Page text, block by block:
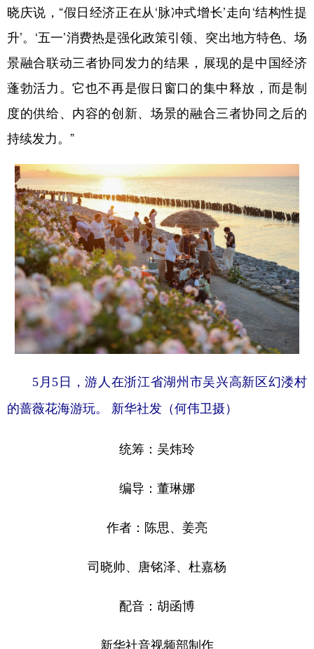
晓庆说，“假日经济正在从‘脉冲式增长’走向‘结构性提
升’。‘五一’消费热是强化政策引领、突出地方特色、场
景融合联动三者协同发力的结果，展现的是中国经济
蓬勃活力。它也不再是假日窗口的集中释放，而是制
度的供给、内容的创新、场景的融合三者协同之后的
持续发力。”
5月5日，游人在浙江省湖州市吴兴高新区幻溇村
的蔷薇花海游玩。 新华社发（何伟卫摄）
统筹：吴炜玲
编导：董琳娜
作者：陈思、姜亮
司晓帅、唐铭泽、杜嘉杨
配音：胡函博
新华社音视频部制作